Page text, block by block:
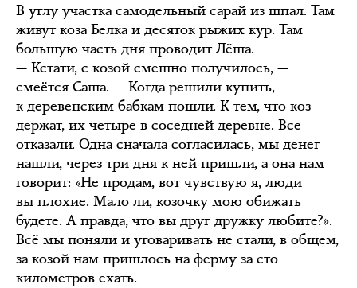
В углу участка самодельный сарай из шпал. Там
живут коза Белка и десяток рыжих кур. Там
большую часть дня проводит Лёша.
— Кстати, с козой смешно получилось, —
смеётся Саша. — Когда решили купить,
к деревенским бабкам пошли. К тем, что коз
держат, их четыре в соседней деревне. Все
отказали. Одна сначала согласилась, мы денег
нашли, через три дня к ней пришли, а она нам
говорит: «Не продам, вот чувствую я, люди
вы плохие. Мало ли, козочку мою обижать
будете. А правда, что вы друг дружку любите?».
Всё мы поняли и уговаривать не стали, в общем,
за козой нам пришлось на ферму за сто
километров ехать.